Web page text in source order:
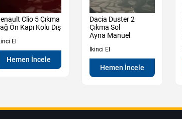
Clio 5 Çıkma
Ön Kapı Kolu Dış
El
Hemen İncele
Dacia Duster 2
Çıkma Sol
Ayna Manuel
İkinci El
Hemen İncele